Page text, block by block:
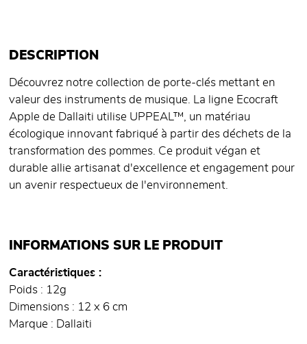
DESCRIPTION
Découvrez notre collection de porte-clés mettant en
valeur des instruments de musique. La ligne Ecocraft
Apple de Dallaiti utilise UPPEAL™, un matériau
écologique innovant fabriqué à partir des déchets de la
transformation des pommes. Ce produit végan et
durable allie artisanat d'excellence et engagement pour
un avenir respectueux de l'environnement.
INFORMATIONS SUR LE PRODUIT
Caractéristiques
Poids : 12g
Dimensions : 12 x 6 cm
Marque : Dallaiti